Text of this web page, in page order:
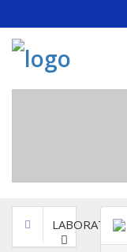
LABORATOIRE